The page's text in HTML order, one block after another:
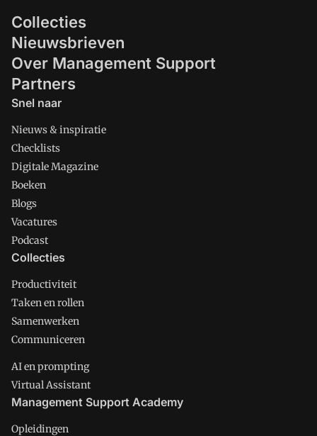
Collecties
Nieuwsbrieven
Over Management Support
Partners
Snel naar
Nieuws & inspiratie
Checklists
Digitale Magazine
Boeken
Blogs
Vacatures
Podcast
Collecties
Productiviteit
Taken en rollen
Samenwerken
Communiceren
AI en prompting
Virtual Assistant
Management Support Academy
Opleidingen